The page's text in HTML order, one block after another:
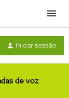
Menu
Iniciar sessão
de voz